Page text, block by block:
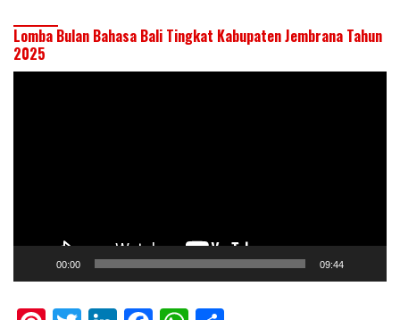
Lomba Bulan Bahasa Bali Tingkat Kabupaten Jembrana Tahun
2025
00:00 09:44